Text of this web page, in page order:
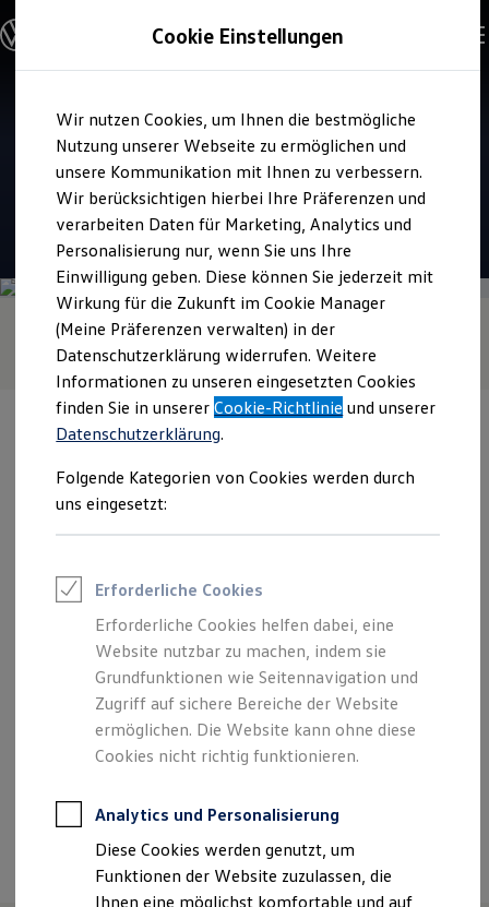
Hauptinhalt
springen
Footer
springen
Modelle & Konfigurator
Nutzfahrzeugkategorien entdecken
Modelle konfigurieren
Vorgängermodelle und Oldtimer
Vorgängermodelle
Oldtimer
Bulli Historie
Branchenlösungen & Gewerbekunden
Umbaulösungen und Hersteller finden
Auf- und Umbauten entdecken & konfigurieren
Groß- und Sonderkunden
Großkunden
Kommunen & Behörden
Journalisten
Sportvereine
Branchenlösungen
Bau & Handwerk
Gewerbliche Personenbeförderung
Service & mobile Werkstätten
Kurier, Logistik & Handel
Kühlfahrzeuge
Feuerwehr
ONE Business ID Vorteile
Fahrzeuge online kaufen
Digitaler Marktplatz
Kauf & Finanzierung
Online-Fahrzeugbewertung
Aktionen & Angebote
E-Auto-Förderung
Für Privatkunden
Für Gewerbekunden
Profi Paket
ProfiPartner für Gebrauchtwagen
Finanzierung
Für Privatkunden
Für Gewerbekunden
Verkauf und Service
Autohaus Burmeister
Prenzlau
4.8|36 Bewertungen
Verantwortlich für die Inhalte auf dieser Seite ist die Autohaus
Zentrale
Automeile 7, 17291 Prenzlau
+49 3984 85500
Ansprechpartner
Cookie Einstellungen
Wir nutzen Cookies, um Ihnen die bestmögliche
Nutzung unserer Webseite zu ermöglichen und
unsere Kommunikation mit Ihnen zu verbessern.
Wir berücksichtigen hierbei Ihre Präferenzen und
verarbeiten Daten für Marketing, Analytics und
Personalisierung nur, wenn Sie uns Ihre
Einwilligung geben. Diese können Sie jederzeit mit
Wirkung für die Zukunft im Cookie Manager
(Meine Präferenzen verwalten) in der
Datenschutzerklärung widerrufen. Weitere
Informationen zu unseren eingesetzten Cookies
finden Sie in unsererCookie-Richtlinie und unserer
Datenschutzerklärung.
Folgende Kategorien von Cookies werden durch
uns eingesetzt:
Erforderliche Cookies
Erforderliche Cookies helfen dabei, eine
Website nutzbar zu machen, indem sie
Grundfunktionen wie Seitennavigation und
Zugriff auf sichere Bereiche der Website
ermöglichen. Die Website kann ohne diese
Cookies nicht richtig funktionieren.
Analytics und Personalisierung
Diese Cookies werden genutzt, um
Funktionen der Website zuzulassen, die
Ihnen eine möglichst komfortable und auf